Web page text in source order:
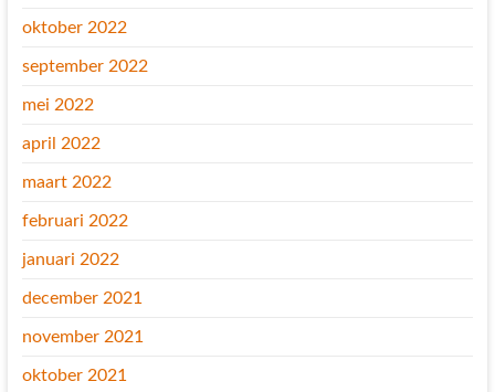
oktober 2022
september 2022
mei 2022
april 2022
maart 2022
februari 2022
januari 2022
december 2021
november 2021
oktober 2021